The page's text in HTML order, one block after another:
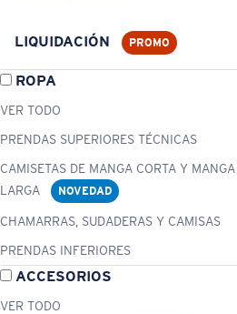
LIQUIDACIÓN PROMO
ROPA
VER TODO
PRENDAS SUPERIORES TÉCNICAS
CAMISETAS DE MANGA CORTA Y MANGA
LARGA
NOVEDAD
CHAMARRAS, SUDADERAS Y CAMISAS
PRENDAS INFERIORES
ACCESORIOS
VER TODO